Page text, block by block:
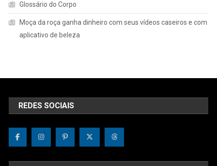
Glossário do Corpo
Moça da roça ganha dinheiro com seus vídeos caseiros e com
aplicativo de beleza
REDES SOCIAIS